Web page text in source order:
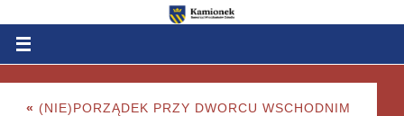
« (NIE)PORZĄDEK PRZY DWORCU WSCHODNIM